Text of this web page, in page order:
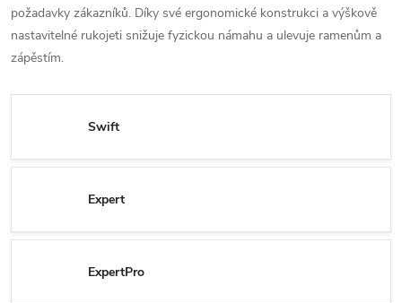
požadavky zákazníků. Díky své ergonomické konstrukci a výškově
nastavitelné rukojeti snižuje fyzickou námahu a ulevuje ramenům a
zápěstím.
Swift
Expert
ExpertPro